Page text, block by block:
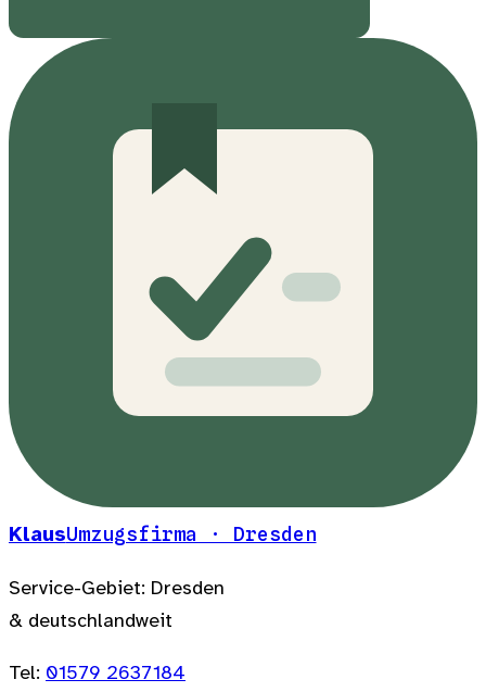
KlausUmzugsfirma · Dresden
Service-Gebiet: Dresden
& deutschlandweit
Tel: 01579 2637184